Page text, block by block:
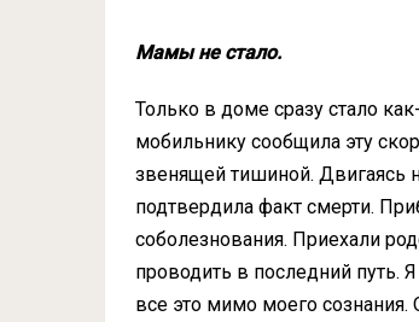
Мамы не стало.
Только в доме сразу стало
мобильнику сообщила эту
звенящей тишиной. Двигаясь
подтвердила факт смерти.
соболезнования. Приехали
проводить в последний путь.
все это мимо моего